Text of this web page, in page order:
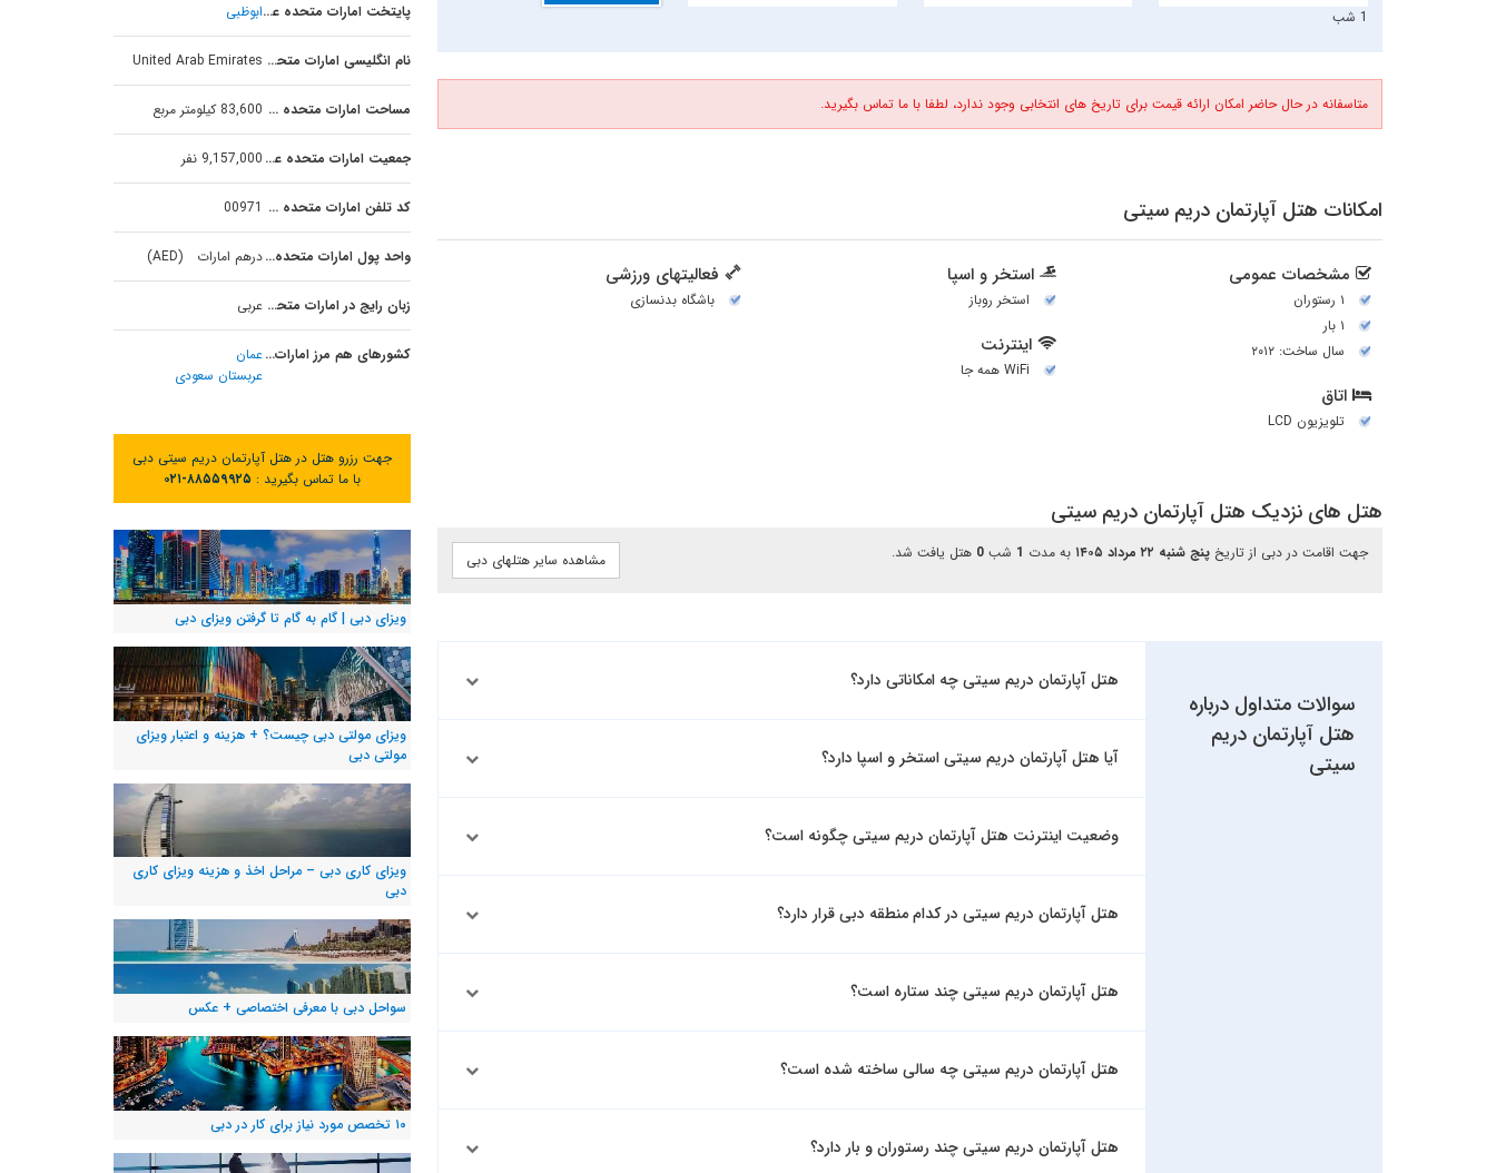
1 شب
متاسفانه در حال حاضر امکان ارائه قیمت برای تاریخ های انتخابی وجود ندارد، لطفا با ما تماس بگیرید.
امکانات هتل آپارتمان دریم سیتی
مشخصات عمومی
۱ رستوران
۱ بار
سال ساخت: ۲۰۱۲
اتاق
تلويزيون LCD
استخر و اسپا
استخر روباز
اینترنت
WiFi همه جا
فعالیتهای ورزشی
باشگاه بدنسازی
هتل های نزدیک هتل آپارتمان دریم سیتی
جهت اقامت در دبی از تاریخ پنج شنبه ۲۲ مرداد ۱۴۰۵ به مدت 1 شب 0 هتل یافت شد. مشاهده سایر هتلهای دبی
سوالات متداول درباره
هتل آپارتمان دریم
سیتی
هتل آپارتمان دریم سیتی چه امکاناتی دارد؟
آیا هتل آپارتمان دریم سیتی استخر و اسپا دارد؟
وضعیت اینترنت هتل آپارتمان دریم سیتی چگونه است؟
هتل آپارتمان دریم سیتی در کدام منطقه دبی قرار دارد؟
هتل آپارتمان دریم سیتی چند ستاره است؟
هتل آپارتمان دریم سیتی چه سالی ساخته شده است؟
هتل آپارتمان دریم سیتی چند رستوران و بار دارد؟
پایتخت امارات متحده عربیابوظبی
نام انگلیسی امارات متحده عربی United Arab Emirates
مساحت امارات متحده عربی 83,600 کیلومتر مربع
جمعیت امارات متحده عربی 9,157,000 نفر
کد تلفن امارات متحده عربی 00971
واحد پول امارات متحده عربیدرهم امارات (AED)
زبان رایج در امارات متحده عربی عربی
کشورهای هم مرز امارات متحده عربیعمان
عربستان سعودی
جهت رزرو هتل در هتل آپارتمان دریم سیتی دبی
با ما تماس بگیرید : ۰۲۱-۸۸۵۵۹۹۲۵
ویزای دبی | گام به گام تا گرفتن ویزای دبی
ویزای مولتی دبی چیست؟ + هزینه و اعتبار ویزای
مولتی دبی
ویزای کاری دبی – مراحل اخذ و هزینه ویزای کاری
دبی
سواحل دبی با معرفی اختصاصی + عکس
۱۰ تخصص مورد نیاز برای کار در دبی